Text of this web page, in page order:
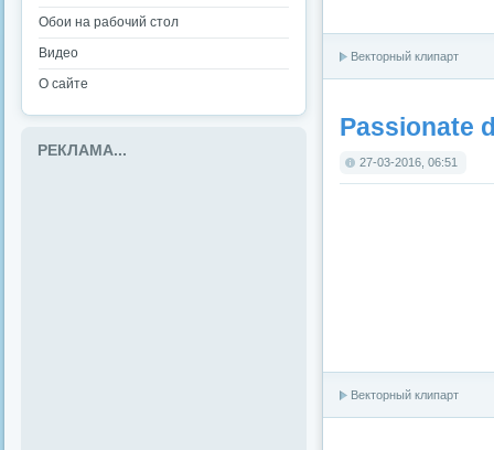
Векторный клипарт
Passionate
27-03-2016, 06:51
Векторный клипарт
Обои на рабочий стол
Видео
О сайте
РЕКЛАМА...